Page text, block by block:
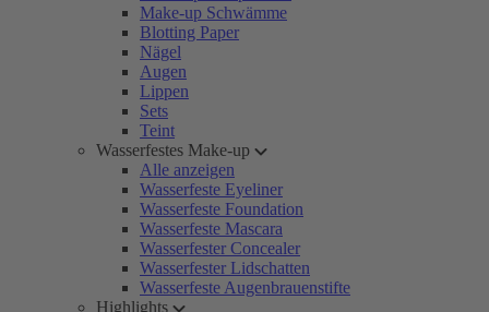
Make-up Schwämme
Blotting Paper
Nägel
Augen
Lippen
Sets
Teint
Wasserfestes Make-up
Alle anzeigen
Wasserfeste Eyeliner
Wasserfeste Foundation
Wasserfeste Mascara
Wasserfester Concealer
Wasserfester Lidschatten
Wasserfeste Augenbrauenstifte
Highlights